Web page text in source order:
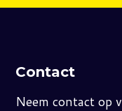
Contact
Neem contact op